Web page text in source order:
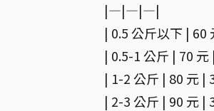
|—|—|—|
| 0.5 公斤以下 | 60
| 0.5-1 公斤 | 70
| 1-2 公斤 | 80 元 |
| 2-3 公斤 | 90 元 |